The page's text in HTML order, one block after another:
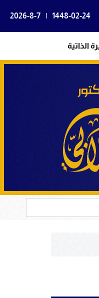
1448-02-24
|
2026-8-7
الذاتية
وقيادة الإنسانية إلى